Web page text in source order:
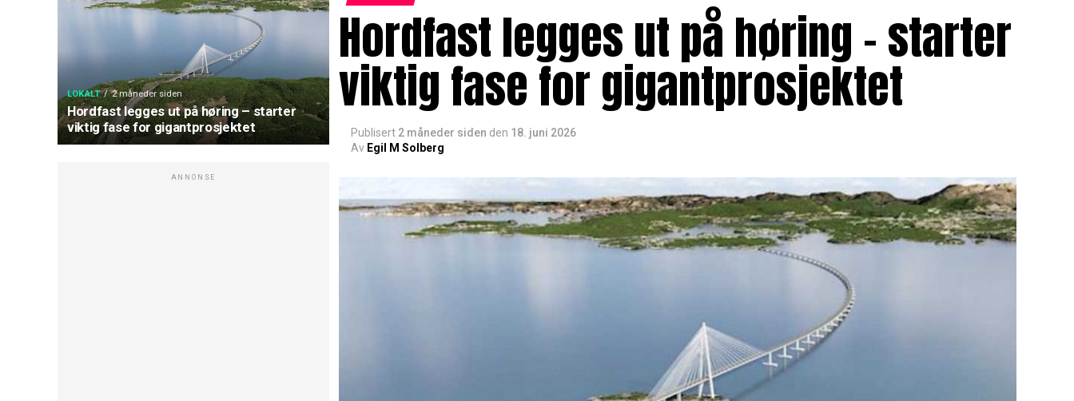
LOKALT 2 måneder siden
Hordfast legges ut på høring – starter
viktig fase for gigantprosjektet
ANNONSE
Hordfast legges ut på høring – starter
viktig fase for gigantprosjektet
Publisert 2 måneder siden den 18. juni 2026
Av Egil M Solberg